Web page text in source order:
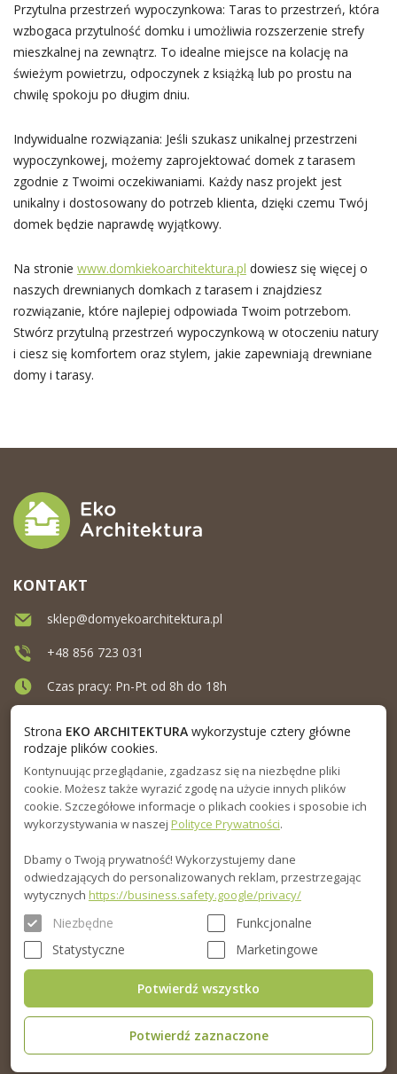
Przytulna przestrzeń wypoczynkowa: Taras to przestrzeń, która
wzbogaca przytulność domku i umożliwia rozszerzenie strefy
mieszkalnej na zewnątrz. To idealne miejsce na kolację na
świeżym powietrzu, odpoczynek z książką lub po prostu na
chwilę spokoju po długim dniu.
Indywidualne rozwiązania: Jeśli szukasz unikalnej przestrzeni
wypoczynkowej, możemy zaprojektować domek z tarasem
zgodnie z Twoimi oczekiwaniami. Każdy nasz projekt jest
unikalny i dostosowany do potrzeb klienta, dzięki czemu Twój
domek będzie naprawdę wyjątkowy.
Na stronie www.domkiekoarchitektura.pl dowiesz się więcej o
naszych drewnianych domkach z tarasem i znajdziesz
rozwiązanie, które najlepiej odpowiada Twoim potrzebom.
Stwórz przytulną przestrzeń wypoczynkową w otoczeniu natury
i ciesz się komfortem oraz stylem, jakie zapewniają drewniane
domy i tarasy.
MENU
INFORMACJA
PORADNIK
KONTAKT
sklep@domyekoarchitektura.pl
+48 856 723 031
Czas pracy: Pn-Pt od 8h do 18h
© 2015-2026. Eko Architektura sp.z o.o. Wszelkie prawa zastrzeżone.
Strona EKO ARCHITEKTURAwykorzystuje cztery główne
rodzaje plików cookies.
Kontynuując przeglądanie, zgadzasz się na niezbędne pliki
cookie. Możesz także wyrazić zgodę na użycie innych plików
cookie. Szczegółowe informacje o plikach cookies i sposobie ich
wykorzystywania w naszej Polityce Prywatności.
Dbamy o Twoją prywatność! Wykorzystujemy dane
odwiedzających do personalizowanych reklam, przestrzegając
wytycznych https://business.safety.google/privacy/
Niezbędne
Funkcjonalne
Statystyczne
Marketingowe
Potwierdź zaznaczone
Potwierdź wszystko